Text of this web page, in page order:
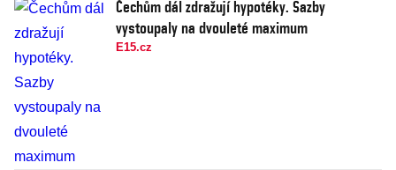
Čechům dál zdražují hypotéky. Sazby
vystoupaly na dvouleté maximum
E15.cz